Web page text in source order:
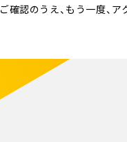
ご確認のうえ、もう一度、ア